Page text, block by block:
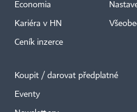
Economia
Kariéra v HN
Ceník inzerce
Koupit / darovat předplatné
Eventy